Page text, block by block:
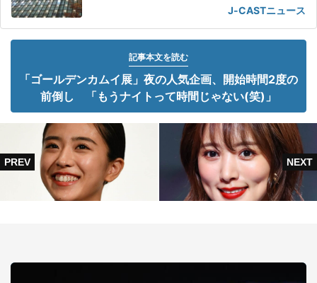
J-CASTニュース
記事本文を読む
「ゴールデンカムイ展」夜の人気企画、開始時間2度の
前倒し 「もうナイトって時間じゃない(笑)」